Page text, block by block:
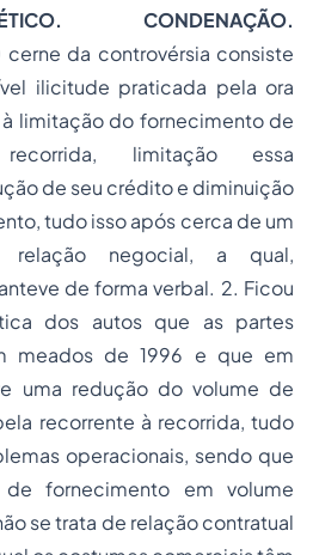
CONDENAÇÃO.
cerne da controvérsia consiste
ilicitude praticada pela ora
limitação do fornecimento de
limitação essa
de seu crédito e diminuição
tudo isso após cerca de um
negocial, a qual,
de forma verbal. 2. Ficou
dos autos que as partes
meados de 1996 e que em
uma redução do volume de
recorrente à recorrida, tudo
operacionais, sendo que
fornecimento em volume
se trata de relação contratual